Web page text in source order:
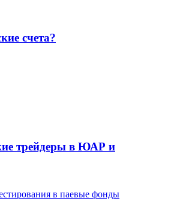
счета?
трейдеры в ЮАР и